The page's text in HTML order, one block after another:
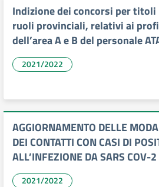
Indizione dei concorsi per titoli
ruoli provinciali, relativi ai
dell’area A e B del personale
2021/2022
AGGIORNAMENTO DELLE
DEI CONTATTI CON CASI DI
ALL’INFEZIONE DA SARS COV-2
2021/2022